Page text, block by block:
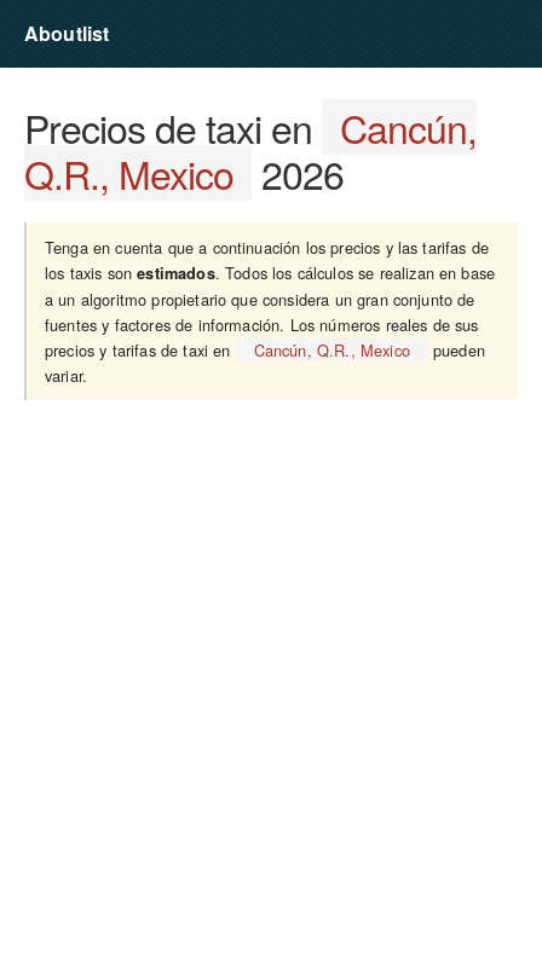
Aboutlist
Precios de taxi en Cancún,
Q.R., Mexico 2026
Tenga en cuenta que a continuación los precios y las tarifas de
los taxis sonestimados. Todos los cálculos se realizan en base
a un algoritmo propietario que considera un gran conjunto de
fuentes y factores de información. Los números reales de sus
precios y tarifas de taxi en
Cancún, Q.R., Mexico
pueden
variar.